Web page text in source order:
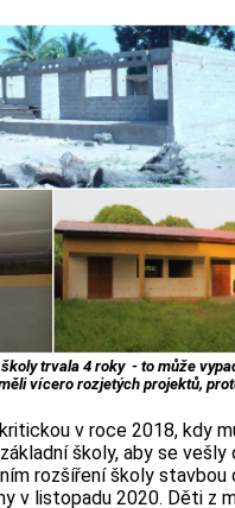
trvala 4 roky - to může
vícero rozjetých projektů,
v roce 2018, kdy
školy, aby se
rozšíření školy
v listopadu 2020. Děti z